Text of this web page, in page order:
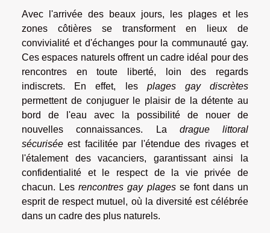
Avec l'arrivée des beaux jours, les plages et les
zones côtières se transforment en lieux de
convivialité et d'échanges pour la communauté gay.
Ces espaces naturels offrent un cadre idéal pour des
rencontres en toute liberté, loin des regards
indiscrets. En effet, les plages gay discrètes
permettent de conjuguer le plaisir de la détente au
bord de l'eau avec la possibilité de nouer de
nouvelles connaissances. La drague littoral
sécurisée est facilitée par l'étendue des rivages et
l'étalement des vacanciers, garantissant ainsi la
confidentialité et le respect de la vie privée de
chacun. Lesrencontres gay plagesse font dans un
esprit de respect mutuel, où la diversité est célébrée
dans un cadre des plus naturels.